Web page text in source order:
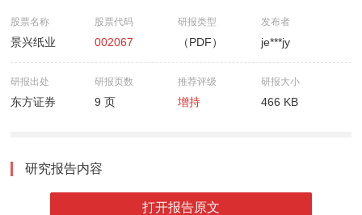
股票名称
景兴纸业
股票代码
002067
研报类型
（PDF）
发布者
je***jy
研报出处
东方证券
研报页数
9 页
推荐评级
增持
研报大小
466 KB
研究报告内容
打开报告原文